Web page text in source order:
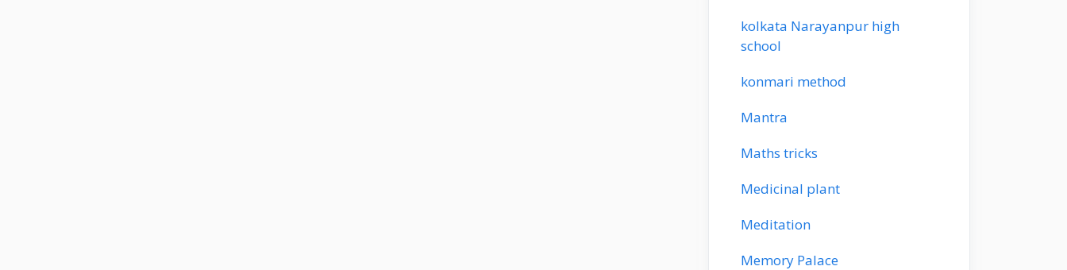
kolkata Narayanpur high
school
konmari method
Mantra
Maths tricks
Medicinal plant
Meditation
Memory Palace